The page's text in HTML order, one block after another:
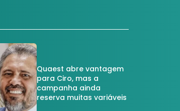
Quaest abre vantagem
para Ciro, mas a
campanha ainda
reserva muitas variáveis